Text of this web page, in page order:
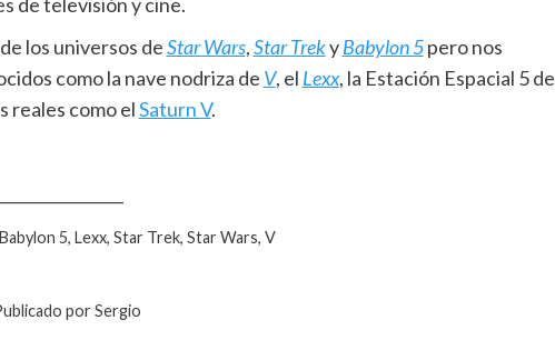
los universos deStar Wars,Star TrekyBabylon 5pero nos
como la nave nodriza de V, el Lexx, la Estación Espacial 5 de
reales como elSaturn V.
5, Lexx, Star Trek, Star Wars, V
por Sergio